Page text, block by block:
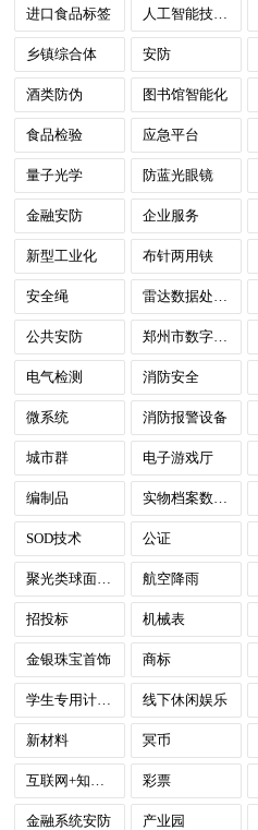
进口食品标签 人工智能技术应用
乡镇综合体 安防
酒类防伪 图书馆智能化
食品检验 应急平台
量子光学 防蓝光眼镜
金融安防 企业服务
新型工业化 布针两用铗
安全绳
公共安防 郑州市数字政府
电气检测 消防安全
微系统 消防报警设备
城市群 电子游戏厅
编制品 实物档案数字化
SOD技术 公证
航空降雨
招投标 机械表
金银珠宝首饰 商标
线下休闲娱乐
新材料 冥币
彩票
金融系统安防 产业园